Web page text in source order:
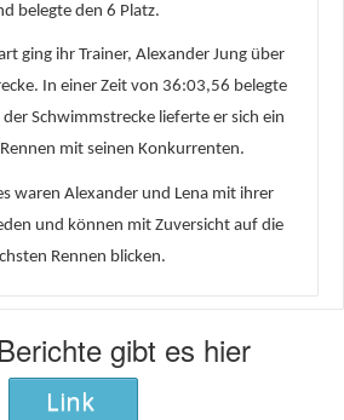
belegte den 6 Platz.
ging ihr Trainer, Alexander Jung über
In einer Zeit von 36:03,56 belegte
Schwimmstrecke lieferte er sich ein
mit seinen Konkurrenten.
waren Alexander und Lena mit ihrer
und können mit Zuversicht auf die
Rennen blicken.
gibt es hier
Link